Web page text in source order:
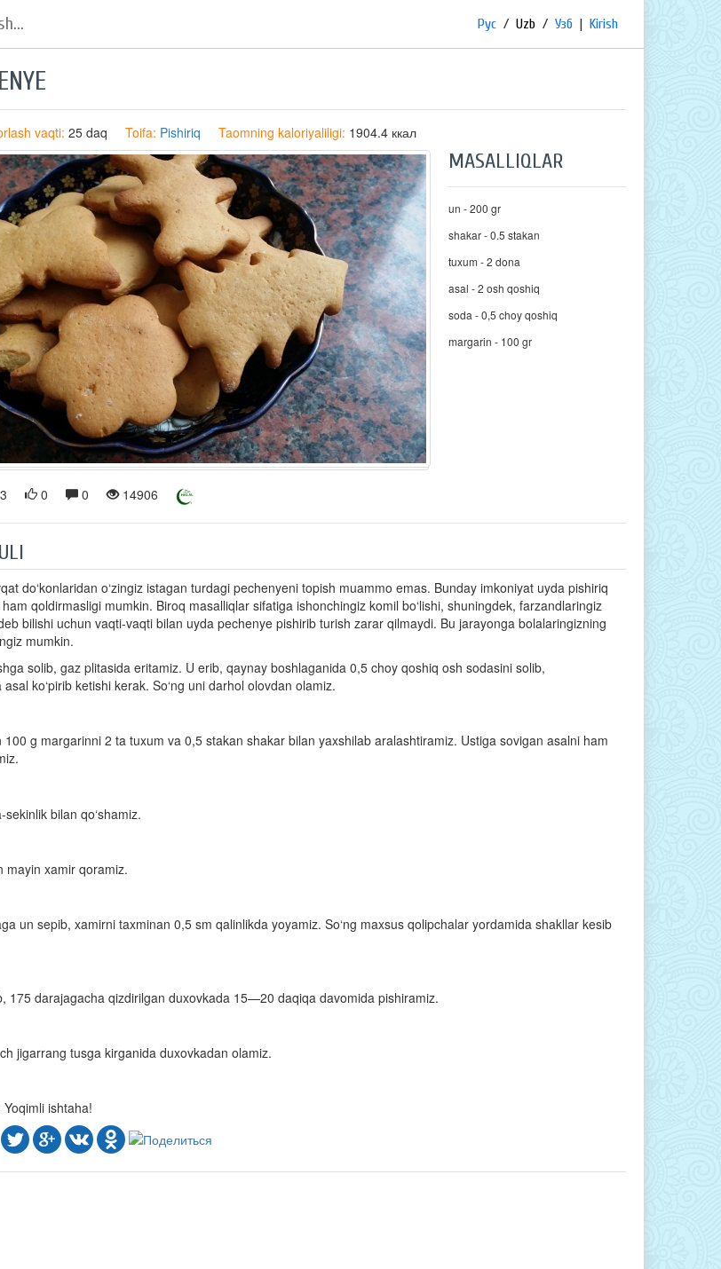
Рус / Uzb / Узб | Kirish
vaqti: 25 daq Toifa: Pishiriq Taomning kaloriyaliligi: 1904.4 ккал
0 0 14906
MASALLIQLAR
un - 200 gr
shakar - 0.5 stakan
tuxum - 2 dona
asal - 2 osh qoshiq
soda - 0,5 choy qoshiq
margarin - 100 gr
do‘konlaridan o‘zingiz istagan turdagi pechenyeni topish muammo emas. Bunday imkoniyat uyda pishiriq
qoldirmasligi mumkin. Biroq masalliqlar sifatiga ishonchingiz komil bo‘lishi, shuningdek, farzandlaringiz
bilishi uchun vaqti-vaqti bilan uyda pechenye pishirib turish zarar qilmaydi. Bu jarayonga bolalaringizning
mumkin.
solib, gaz plitasida eritamiz. U erib, qaynay boshlaganida 0,5 choy qoshiq osh sodasini solib,
ko‘pirib ketishi kerak. So‘ng uni darhol olovdan olamiz.
g margarinni 2 ta tuxum va 0,5 stakan shakar bilan yaxshilab aralashtiramiz. Ustiga sovigan asalni ham
bilan qo‘shamiz.
mayin xamir qoramiz.
un sepib, xamirni taxminan 0,5 sm qalinlikda yoyamiz. So‘ng maxsus qolipchalar yordamida shakllar kesib
175 darajagacha qizdirilgan duxovkada 15—20 daqiqa davomida pishiramiz.
jigarrang tusga kirganida duxovkadan olamiz.
ishtaha!